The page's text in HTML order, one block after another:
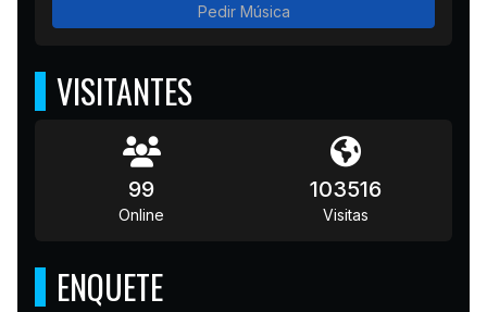
Pedir Música
VISITANTES
99
Online
103516
Visitas
ENQUETE